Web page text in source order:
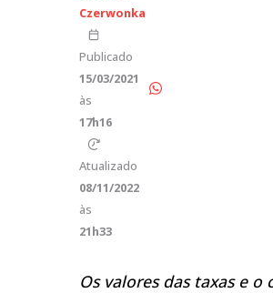
Czerwonka
Publicado
15/03/2021
às
17h16
Atualizado
08/11/2022
às
21h33
Os valores das taxas e